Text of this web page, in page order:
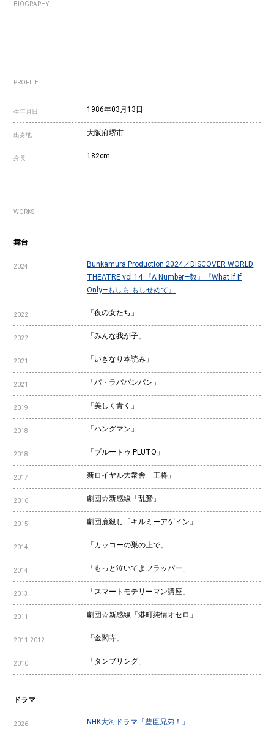
BIOGRAPHY
PROFILE
生年月日 1986年03月13日
出身地 大阪府堺市
身長 182cm
WORKS
舞台
2024
Bunkamura Production 2024／DISCOVER WORLD
THEATRE vol.14 『A Number―数』『What If If
Only―もしも もしせめて』
2022 「夜の女たち」
2022 「みんな我が子」
2021 「いきなり本読み」
2021 「パ・ラパパンパン」
2019 「美しく青く」
2018 「ハングマン」
2018 「プルートゥ PLUTO」
2017 新ロイヤル大衆舎「王将」
2016 劇団☆新感線「乱鶯」
2015 劇団鹿殺し「キルミーアゲイン」
2014 「カッコーの巣の上で」
2014 「もっと泣いてよフラッパー」
2013 「スマートモテリーマン講座」
2011 劇団☆新感線「港町純情オセロ」
2011.2012 「金閣寺」
2010 「タンブリング」
ドラマ
2026 NHK大河ドラマ「豊臣兄弟！」